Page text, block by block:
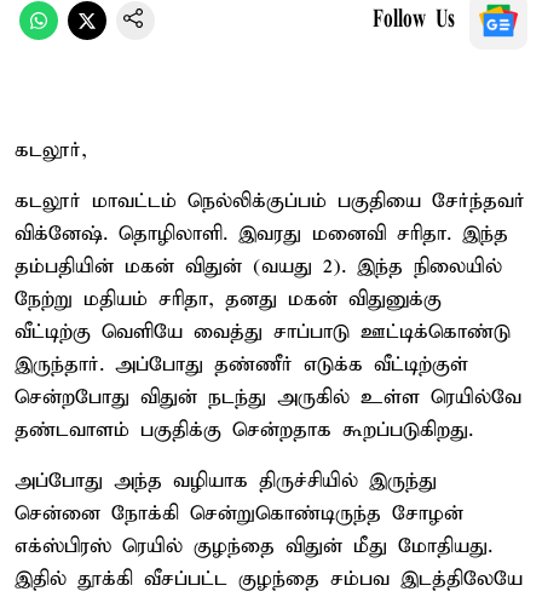
Follow Us
கடலூர்,
கடலூர் மாவட்டம் நெல்லிக்குப்பம் பகுதியை சேர்ந்தவர்
விக்னேஷ். தொழிலாளி. இவரது மனைவி சரிதா. இந்த
தம்பதியின் மகன் விதுன் (வயது 2). இந்த நிலையில்
நேற்று மதியம் சரிதா, தனது மகன் விதுனுக்கு
வீட்டிற்கு வெளியே வைத்து சாப்பாடு ஊட்டிக்கொண்டு
இருந்தார். அப்போது தண்ணீர் எடுக்க வீட்டிற்குள்
சென்றபோது விதுன் நடந்து அருகில் உள்ள ரெயில்வே
தண்டவாளம் பகுதிக்கு சென்றதாக கூறப்படுகிறது.
அப்போது அந்த வழியாக திருச்சியில் இருந்து
சென்னை நோக்கி சென்றுகொண்டிருந்த சோழன்
எக்ஸ்பிரஸ் ரெயில் குழந்தை விதுன் மீது மோதியது.
இதில் தூக்கி வீசப்பட்ட குழந்தை சம்பவ இடத்திலேயே